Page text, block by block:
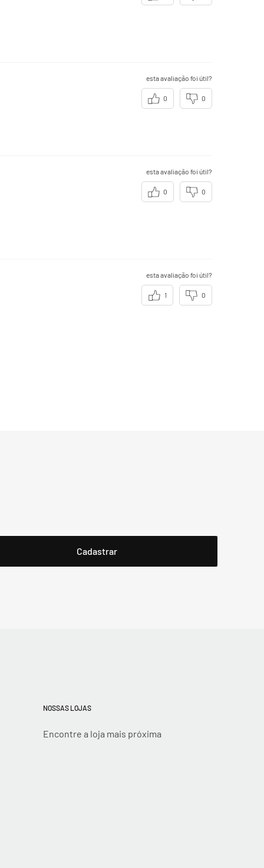
esta avaliação foi útil?
0 0
esta avaliação foi útil?
0 0
esta avaliação foi útil?
1 0
NOSSAS LOJAS
Encontre a loja mais próxima